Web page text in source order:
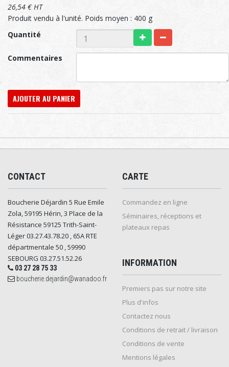
26,54 € HT
Produit vendu à l'unité. Poids moyen : 400 g
Quantité
Commentaires
AJOUTER AU PANIER
CONTACT
Boucherie Déjardin 5 Rue Emile
Zola, 59195 Hérin, 3 Place de la
Résistance 59125 Trith-Saint-
Léger 03.27.43.78.20 , 65A RTE
départmentale 50 , 59990
SEBOURG 03.27.51.52.26
03 27 28 75 33
boucherie.dejardin@wanadoo.fr
CARTE
Commandez en ligne
Séminaires, réceptions et
plateaux repas
INFORMATION
Premiers pas sur notre site
Plus d'infos
Contactez nous
Conditions de retrait / livraison
Conditions de vente
Mentions légales